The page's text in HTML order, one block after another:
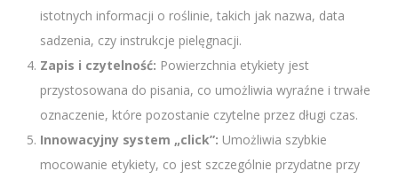
istotnych informacji o roślinie, takich jak nazwa, data
sadzenia, czy instrukcje pielęgnacji.
Zapis i czytelność: Powierzchnia etykiety jest
przystosowana do pisania, co umożliwia wyraźne i trwałe
oznaczenie, które pozostanie czytelne przez długi czas.
Innowacyjny system „click”: Umożliwia szybkie
mocowanie etykiety, co jest szczególnie przydatne przy